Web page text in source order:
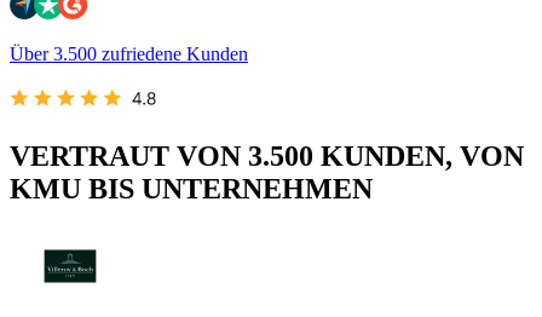
Über 3.500 zufriedene Kunden
VERTRAUT VON 3.500 KUNDEN, VON
KMU BIS UNTERNEHMEN